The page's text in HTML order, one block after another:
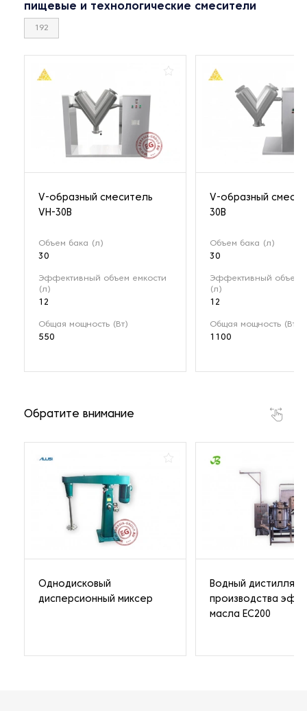
пищевые и технологические смесители
192
V-образный смеситель
VH-30B
Объем бака (л)
30
Эффективный объем емкости
(л)
12
Общая мощность (Вт)
550
V-образный
30B
Объем бака (л)
30
Эффективный объем
(л)
12
Общая мощность (Вт)
1100
Обратите внимание
Однодисковый
дисперсионный миксер
Водный
производства
масла EC200